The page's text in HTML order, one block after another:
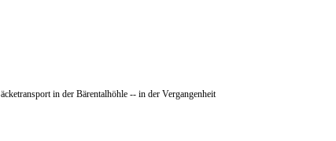
in der Bärentalhöhle -- in der Vergangenheit